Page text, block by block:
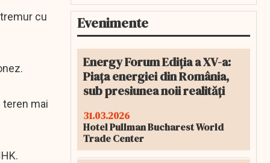
cu
mai
Evenimente
Energy Forum Ediția a XV-a:
Piața energiei din România,
sub presiunea noii realități
31.03.2026
Hotel Pullman Bucharest World
Trade Center